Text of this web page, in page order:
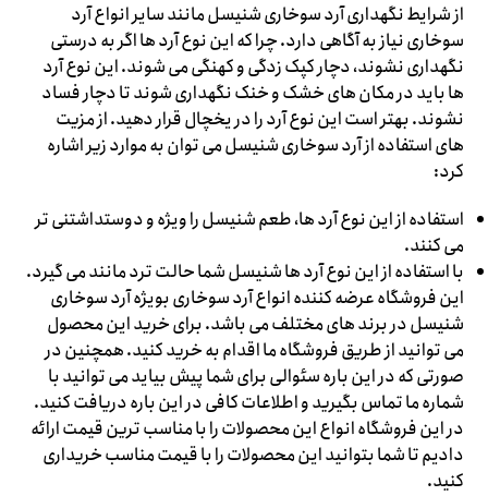
از شرایط نگهداری آرد سوخاری شنیسل مانند سایر انواع آرد
سوخاری نیاز به آگاهی دارد. چرا که این نوع آرد ها اگر به درستی
نگهداری نشوند، دچار کپک زدگی و کهنگی می شوند. این نوع آرد
ها باید در مکان های خشک و خنک نگهداری شوند تا دچار فساد
نشوند. بهتر است این نوع آرد را در یخچال قرار دهید. از مزیت
های استفاده از آرد سوخاری شنیسل می توان به موارد زیر اشاره
کرد:
استفاده از این نوع آرد ها، طعم شنیسل را ویژه و دوستداشتنی تر
می کنند.
با استفاده از این نوع آرد ها شنیسل شما حالت ترد مانند می گیرد.
این فروشگاه عرضه کننده انواع آرد سوخاری بویژه آرد سوخاری
شنیسل در برند های مختلف می باشد. برای خرید این محصول
می توانید از طریق فروشگاه ما اقدام به خرید کنید. همچنین در
صورتی که در این باره سئوالی برای شما پیش بیاید می توانید با
شماره ما تماس بگیرید و اطلاعات کافی در این باره دریافت کنید.
در این فروشگاه انواع این محصولات را با مناسب ترین قیمت ارائه
دادیم تا شما بتوانید این محصولات را با قیمت مناسب خریداری
کنید.